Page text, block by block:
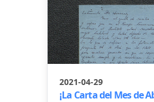
2021-04-29
¡La Carta del Mes de